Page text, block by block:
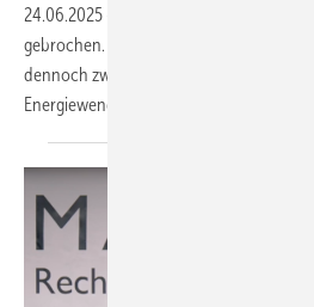
24.06.2025
gebrochen. Zu Beginn des Jahres hat die
dennoch zwei Gesetzesänderungen
Energiewende